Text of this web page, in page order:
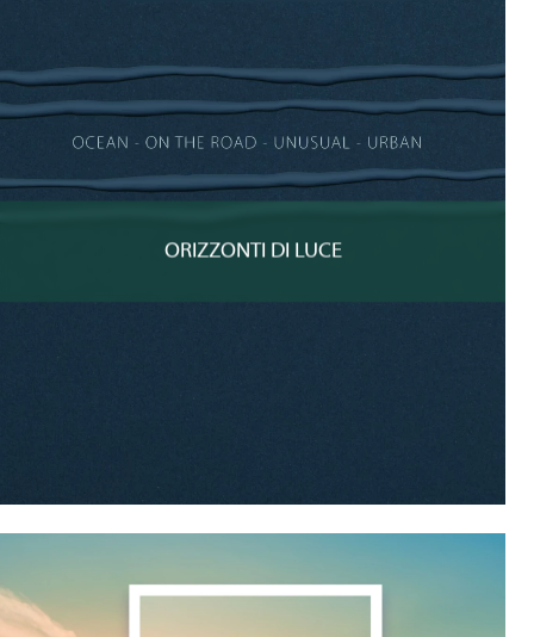
ORIZZONTI DI LUCE